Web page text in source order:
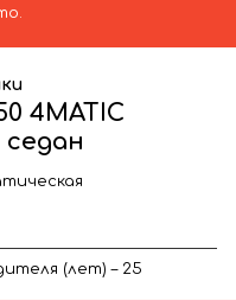
4MATIC
(лет) – 25